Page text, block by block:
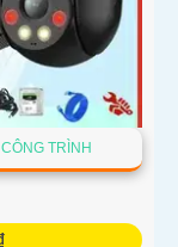
TRÌNH